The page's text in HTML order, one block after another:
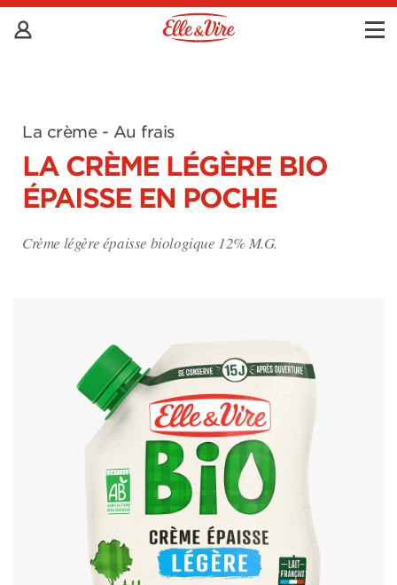
La crème - Au frais
LA CRÈME LÉGÈRE BIO
ÉPAISSE EN POCHE
Crème légère épaisse biologique 12% M.G.